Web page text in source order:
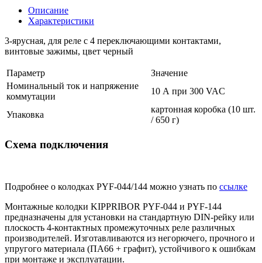
Описание
Характеристики
3-ярусная, для реле с 4 переключающими контактами,
винтовые зажимы, цвет черный
Параметр
Значение
Номинальный ток и напряжение
коммутации
10 А при 300 VAC
Упаковка
картонная коробка (10 шт.
/ 650 г)
Схема подключения
Подробнее о колодках PYF-044/144 можно узнать по ссылке
Монтажные колодки KIPPRIBOR PYF-044 и PYF-144
предназначены для установки на стандартную DIN-рейку или
плоскость 4-контактных промежуточных реле различных
производителей. Изготавливаются из негорючего, прочного и
упругого материала (ПА66 + графит), устойчивого к ошибкам
при монтаже и эксплуатации.